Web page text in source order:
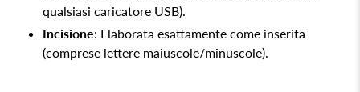
qualsiasi caricatore USB).
Incisione: Elaborata esattamente come inserita
(comprese lettere maiuscole/minuscole).